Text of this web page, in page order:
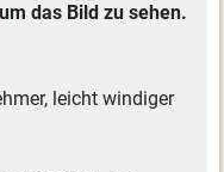
um das Bild zu sehen.
leicht windiger